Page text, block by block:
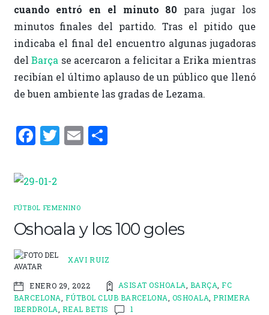
cuando entró en el minuto 80 para jugar los
minutos finales del partido. Tras el pitido que
indicaba el final del encuentro algunas jugadoras
delBarça se acercaron a felicitar a Erika mientras
recibían el último aplauso de un público que llenó
de buen ambiente las gradas de Lezama.
F
ce
b
o
o
k
T
r
E C
ti
r
FÚTBOL FEMENINO
Oshoala y los 100 goles
XAVI RUIZ
ENERO 29, 2022 ASISAT OSHOALA, BARÇA,FC
BARCELONA, FÚTBOL CLUB BARCELONA, OSHOALA,PRIMERA
IBERDROLA, REAL BETIS 1